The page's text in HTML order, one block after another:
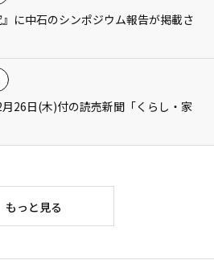
』に中石のシンポジウム報告が掲載さ
月26日(木)付の読売新聞「くらし・家
もっと見る